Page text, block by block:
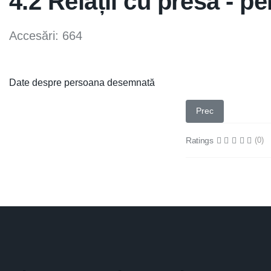
Accesări: 664
Date despre persoana desemnată
Articol precedent:
Prec
Ratings (0)